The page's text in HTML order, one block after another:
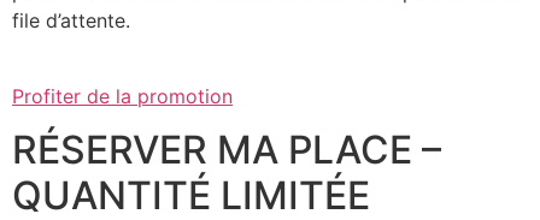
file d’attente.
Profiter de la promotion
RÉSERVER MA PLACE –
QUANTITÉ LIMITÉE